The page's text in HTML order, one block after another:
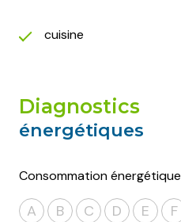
cuisine
diagnostics
énergétiques
Consommation énergétique
A B C D E F